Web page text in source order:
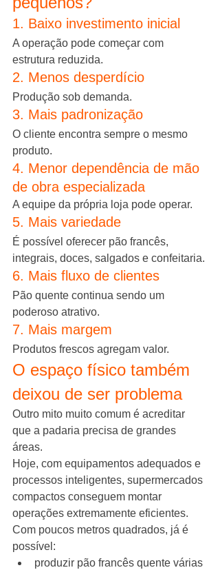
1. Baixo investimento inicial
A operação pode começar com
estrutura reduzida.
2. Menos desperdício
Produção sob demanda.
3. Mais padronização
O cliente encontra sempre o mesmo
produto.
4. Menor dependência de mão
de obra especializada
A equipe da própria loja pode operar.
5. Mais variedade
É possível oferecer pão francês,
integrais, doces, salgados e confeitaria.
6. Mais fluxo de clientes
Pão quente continua sendo um
poderoso atrativo.
7. Mais margem
Produtos frescos agregam valor.
O espaço físico também
deixou de ser problema
Outro mito muito comum é acreditar
que a padaria precisa de grandes
áreas.
Hoje, com equipamentos adequados e
processos inteligentes, supermercados
compactos conseguem montar
operações extremamente eficientes.
Com poucos metros quadrados, já é
possível:
produzir pão francês quente várias